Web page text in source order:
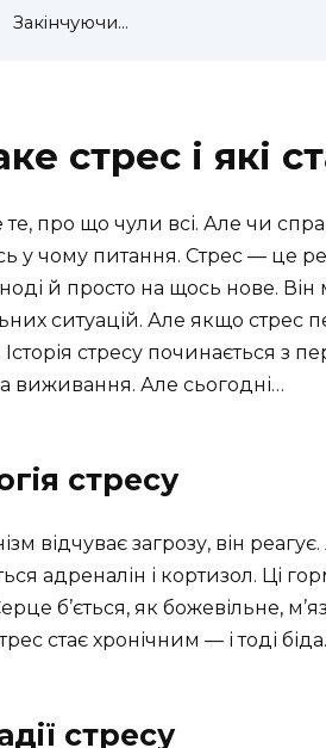
Закінчуючи…
стрес і які
про що чули всі. Але чи
у чому питання. Стрес — це
й просто на щось нове.
ситуацій. Але якщо стрес
стресу починається з
виживання. Але сьогодні…
стресу
відчуває загрозу, він
адреналін і кортизол. Ці
б’ється, як божевільне,
стає хронічним — і тоді біда.
стресу